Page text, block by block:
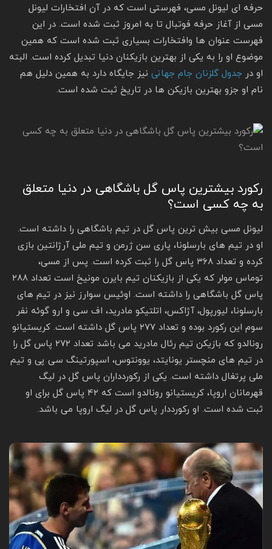
حرفه‌ ای لیونل مسی، فهرستی است که در آن افتخارات لیونل
مسی از آغاز حرفه فوتبال تا به امروز ثبت شده است. در این
فهرست عنوان ها وافتخارات بسیاری ثبت شده است که همین
موضوع او را به یکی از بهترین بازیکنان دنیا تبدیل کرده است. البته
او در جدول گلزنان جام جهانی نیز جایگاه دارد به همین دلیل هم
نام او جزو بهترین بازیکن ها در تاریخ ثبت شده است.
رکورد بیشترین پاس گل باشگاهی در دنیا متعلق
به چه کسی است؟
لیونل مسی بیش ترین پاس گل در تیم باشگاهی را داشته است.
او در تیم های بارسلونا، پاری سن ژرمن و تیم ملی آرژانتین بازی
کرده و تعداد ۳۶۸ پاس گل را ثبت کرده است. پس از مسی،
توماس مولر که یکی از بازیکنان تیم بایرن مونیخ است تعداد ۲۸۸
پاس گل باشگاهی را داشته است. اوئیس سوارز نیز در تیم های
بارسلونا، لیورپول، آژاکس، اتلتیکو مادرید، اف سی و ارو گوئه نفر
سوم این رکورد بوده و تعداد ۲۷۷ پاس گل داشته است. کریستیانو
رونالدو که بازیکن تیم رئال مادرید می باشد تعداد ۲۷۲ پاس گل را
در تیم های منچستر یونایتد، یوونتوس، اسپورتینگ سی پی و تیم
ملی پرتغال داشته است. یکی از رکوردداران پاس گل در لیگ
قهرمانان اروپا، کریستیانو رونالدو است که ۴۲ پاس گل برای او
ثبت شده است. او رکورددار پاس گل در لیگ اروپا می باشد.